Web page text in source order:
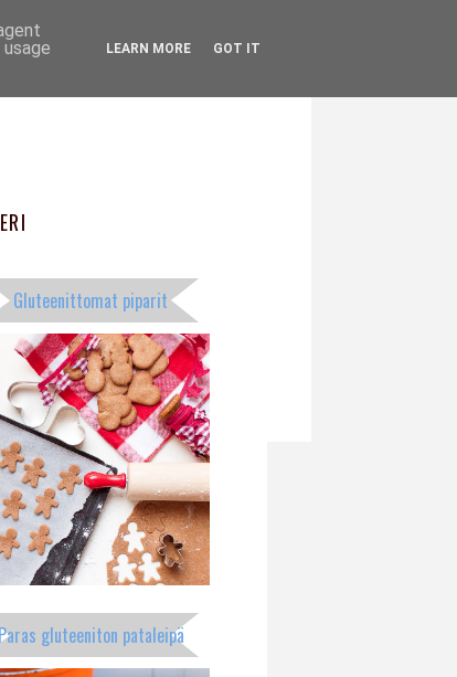
Gluteenittomat piparit
gluteeniton pataleipä
LEARN MORE GOT IT